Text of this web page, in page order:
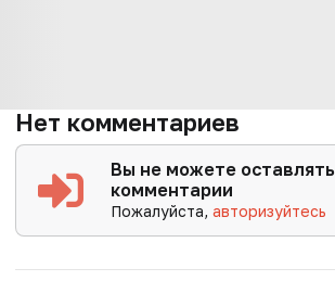
Нет комментариев
Вы не можете оставлять
комментарии
Пожалуйста,авторизуйтесь